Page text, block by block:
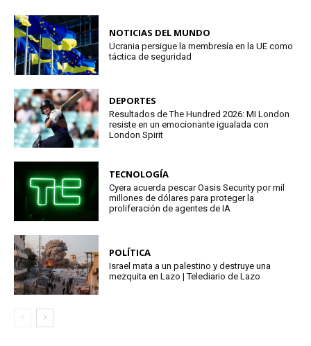
NOTICIAS DEL MUNDO
Ucrania persigue la membresía en la UE como
táctica de seguridad
DEPORTES
Resultados de The Hundred 2026: MI London
resiste en un emocionante igualada con
London Spirit
TECNOLOGÍA
Cyera acuerda pescar Oasis Security por mil
millones de dólares para proteger la
proliferación de agentes de IA
POLÍTICA
Israel mata a un palestino y destruye una
mezquita en Lazo | Telediario de Lazo